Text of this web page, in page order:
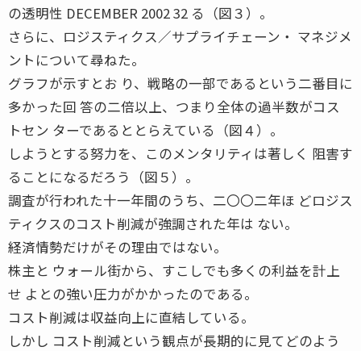
の透明性 DECEMBER 2002 32 る（図３）。
さらに、ロジスティクス／サプライチェーン・ マネジメ
ントについて尋ねた。
グラフが示すとお り、戦略の一部であるという二番目に
多かった回 答の二倍以上、つまり全体の過半数がコス
トセン ターであるととらえている（図４）。
しようとする努力を、このメンタリティは著しく 阻害す
ることになるだろう（図５）。
調査が行われた十一年間のうち、二〇〇二年ほ どロジス
ティクスのコスト削減が強調された年は ない。
経済情勢だけがその理由ではない。
株主と ウォール街から、すこしでも多くの利益を計上
せ よとの強い圧力がかかったのである。
コスト削減は収益向上に直結している。
しかし コスト削減という観点が長期的に見てどのよう